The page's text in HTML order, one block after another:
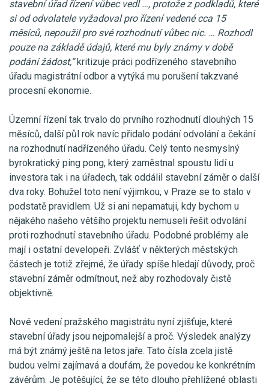
stavební úřad řízení vůbec vedl …, protože z podkladů, které
si od odvolatele vyžadoval pro řízení vedené cca 15
měsíců, nepoužil pro své rozhodnutí vůbec nic. … Rozhodl
pouze na základě údajů, které mu byly známy v době
podání žádost,“kritizuje práci podřízeného stavebního
úřadu magistrátní odbor a vytýká mu porušení takzvané
procesní ekonomie.
Územní řízení tak trvalo do prvního rozhodnutí dlouhých 15
měsíců, další půl rok navíc přidalo podání odvolání a čekání
na rozhodnutí nadřízeného úřadu. Celý tento nesmyslný
byrokratický ping pong, který zaměstnal spoustu lidí u
investora tak i na úřadech, tak oddálil stavební záměr o další
dva roky. Bohužel toto není výjimkou, v Praze se to stalo v
podstatě pravidlem. Už si ani nepamatuji, kdy bychom u
nějakého našeho většího projektu nemuseli řešit odvolání
proti rozhodnutí stavebního úřadu. Podobné problémy ale
mají i ostatní developeři. Zvlášť v některých městských
částech je totiž zřejmé, že úřady spíše hledají důvody, proč
stavební záměr odmítnout, než aby rozhodovaly čistě
objektivně.
Nové vedení pražského magistrátu nyní zjišťuje, které
stavební úřady jsou nejpomalejší a proč. Výsledek analýzy
má být známý ještě na letos jaře. Tato čísla zcela jistě
budou velmi zajímavá a doufám, že povedou ke konkrétním
závěrům. Je potěšující, že se této dlouho přehlížené oblasti